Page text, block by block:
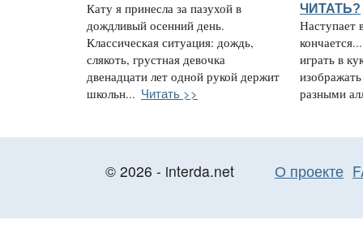
Кату я принесла за пазухой в
дождливый осенний день.
Классическая ситуация: дождь,
слякоть, грустная девочка
двенадцати лет одной рукой держит
школьн... Читать >>
ЧИТАТЬ?
Наступает
играть в
разными
© 2026 - interda.net О проекте